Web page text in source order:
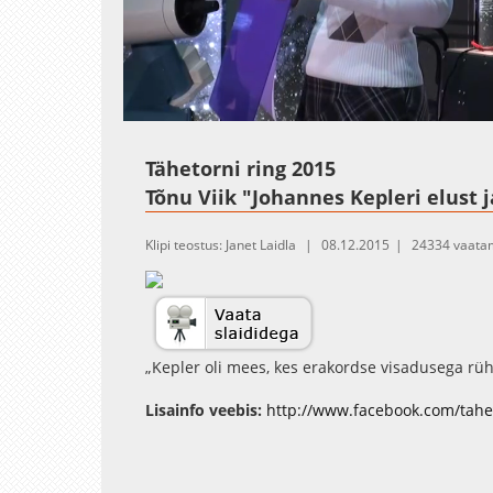
UnmuteLoaded:
1.33%
Tähetorni ring 2015
Tõnu Viik "Johannes Kepleri elust
Klipi teostus: Janet Laidla 08.12.2015 24334
„Kepler oli mees, kes erakordse visadusega
ta pidi võitlema suurte raskustega,
Lisainfo veebis: http://www.facebook.com/